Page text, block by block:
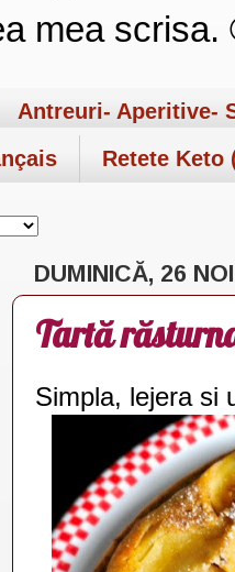
mea
Antreuri- Aperitive-
Retete Keto
DUMINICĂ, 26
Tartă
Simpla, lejera si